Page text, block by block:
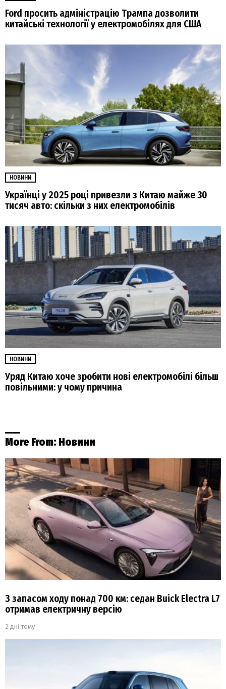
Ford просить адміністрацію Трампа дозволити
китайські технології у електромобілях для США
НОВИНИ
Українці у 2025 році привезли з Китаю майже 30
тисяч авто: скільки з них електромобілів
НОВИНИ
Уряд Китаю хоче зробити нові електромобілі більш
повільними: у чому причина
More From: Новини
З запасом ходу понад 700 км: седан Buick Electra L7
отримав електричну версію
2 дні тому